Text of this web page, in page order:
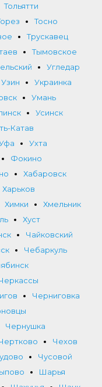
Тольятти
Тосно
Трускавец
Тымовское
Угледар
Узин
Украинка
Умань
Усинск
Катав
Ухта
Фокино
Хабаровск
Харьков
Химки
Хмельник
Хуст
Чайковский
Чебаркуль
Черниговка
Чернушка
Чехов
Чусовой
Шарья